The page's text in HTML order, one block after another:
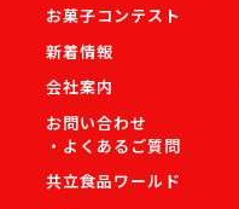
お菓子コンテスト
新着情報
会社案内
お問い合わせ
・よくあるご質問
共立食品ワールド